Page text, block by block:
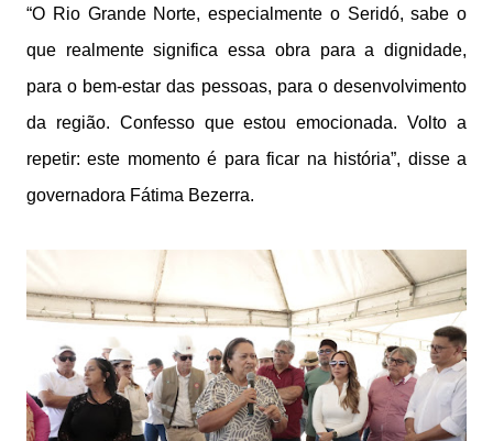
“O Rio Grande Norte, especialmente o Seridó, sabe o
que realmente significa essa obra para a dignidade,
para o bem-estar das pessoas, para o desenvolvimento
da região. Confesso que estou emocionada. Volto a
repetir: este momento é para ficar na história”, disse a
governadora Fátima Bezerra.